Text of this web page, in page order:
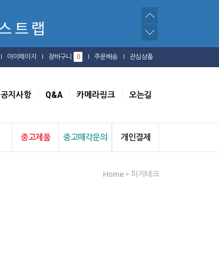
마이페이지 장바구니 0 주문배송 관심상품
공지사항 Q&A 카메라링크 오는길
중고제품 중고매각문의 개인결제
Home > 피지테크